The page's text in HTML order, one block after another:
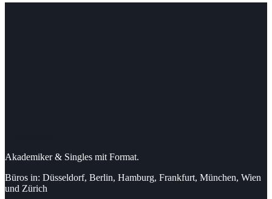
Akademiker & Singles mit Format.
Büros in: Düsseldorf, Berlin, Hamburg, Frankfurt, München, Wien
und Zürich